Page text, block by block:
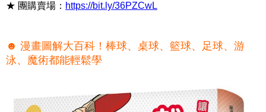
★ 團購賣場： https://bit.ly/36PZCwL
☻ 漫畫圖解大百科！棒球、桌球、籃球、足球、游
泳、魔術都能輕鬆學